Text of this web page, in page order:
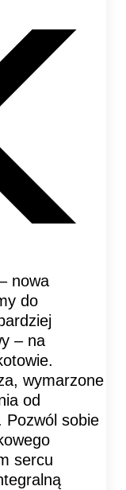
nowa
do
– na
wymarzone
od
Pozwól sobie
sercu